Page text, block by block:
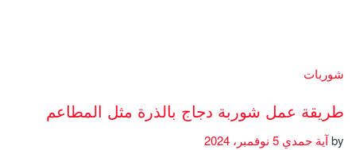
شوربات
طريقة عمل شوربة دجاج بالذرة مثل المطاعم
byآية حمدي